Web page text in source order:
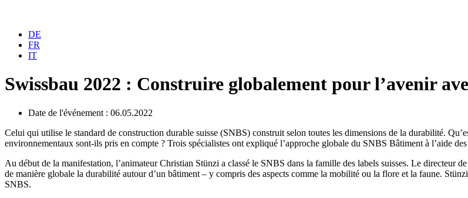
DE
FR
IT
Swissbau 2022 : Construire globalement pour l’avenir
Date de l'événement : 06.05.2022
Celui qui utilise le standard de construction durable suisse (SNBS) construit selon toutes les dimensions de la durabilité.
environnementaux sont-ils pris en compte ? Trois spécialistes ont expliqué l’approche globale du SNBS Bâtiment à l’aide
Au début de la manifestation, l’animateur Christian Stünzi a classé le SNBS dans la famille des labels suisses. Le directeur
de manière globale la durabilité autour d’un bâtiment – y compris des aspects comme la mobilité ou la flore et la faune.
SNBS.